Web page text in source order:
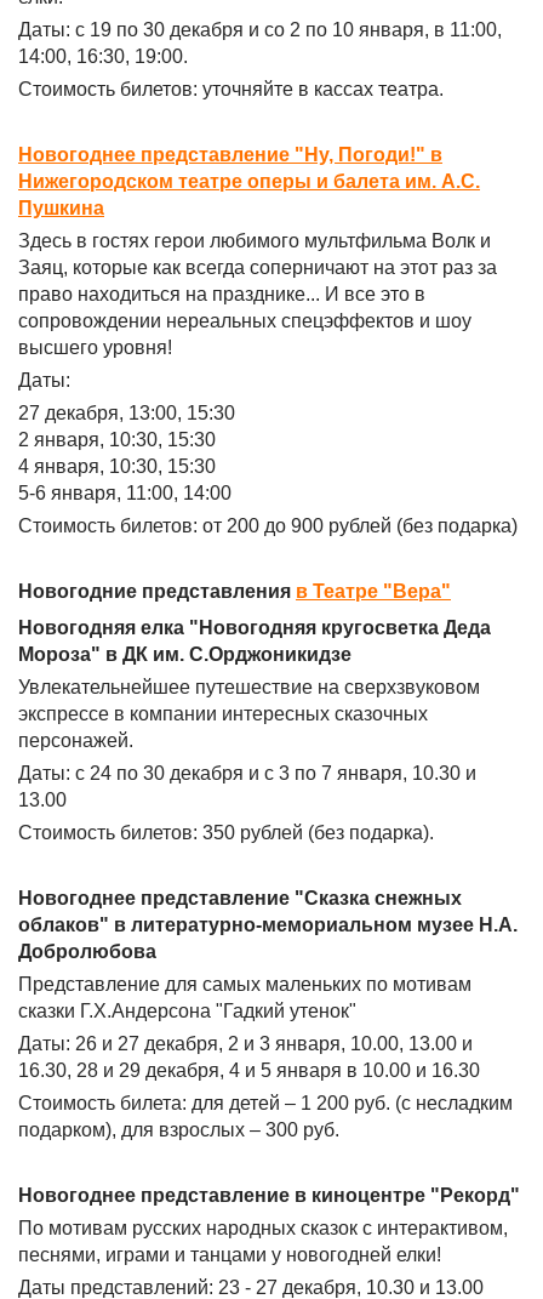
Даты: с 19 по 30 декабря и со 2 по 10 января, в 11:00,
14:00, 16:30, 19:00.
Стоимость билетов: уточняйте в кассах театра.
Новогоднее представление "Ну, Погоди!" в
Нижегородском театре оперы и балета им. А.С.
Пушкина
Здесь в гостях герои любимого мультфильма Волк и
Заяц, которые как всегда соперничают на этот раз за
право находиться на празднике... И все это в
сопровождении нереальных спецэффектов и шоу
высшего уровня!
Даты:
27 декабря, 13:00, 15:30
2 января, 10:30, 15:30
4 января, 10:30, 15:30
5-6 января, 11:00, 14:00
Стоимость билетов: от 200 до 900 рублей (без подарка)
Новогодние представления в Театре "Вера"
Новогодняя елка "Новогодняя кругосветка Деда
Мороза" в ДК им. С.Орджоникидзе
Увлекательнейшее путешествие на сверхзвуковом
экспрессе в компании интересных сказочных
персонажей.
Даты: с 24 по 30 декабря и с 3 по 7 января, 10.30 и
13.00
Стоимость билетов: 350 рублей (без подарка).
Новогоднее представление "Сказка снежных
облаков" в литературно-мемориальном музее Н.А.
Добролюбова
Представление для самых маленьких по мотивам
сказки Г.Х.Андерсона "Гадкий утенок"
Даты: 26 и 27 декабря, 2 и 3 января, 10.00, 13.00 и
16.30, 28 и 29 декабря, 4 и 5 января в 10.00 и 16.30
Стоимость билета: для детей – 1 200 руб. (с несладким
подарком), для взрослых – 300 руб.
Новогоднее представление в киноцентре "Рекорд"
По мотивам русских народных сказок с интерактивом,
песнями, играми и танцами у новогодней елки!
Даты представлений: 23 - 27 декабря, 10.30 и 13.00